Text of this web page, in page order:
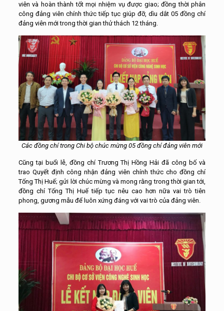
viên và hoàn thành tốt mọi nhiệm vụ được giao; đồng thời phân
công đảng viên chính thức tiếp tục giúp đỡ, dìu dắt 05 đồng chí
đảng viên mới trong thời gian thử thách 12 tháng.
Các đồng chí trong Chi bộ chúc mừng 05 đồng chí đảng viên mới
Cũng tại buổi lễ, đồng chí Trương Thị Hồng Hải đã công bố và
trao Quyết định công nhận đảng viên chính thức cho đồng chí
Tống Thị Huế; gửi lời chúc mừng và mong rằng trong thời gian tới,
đồng chí Tống Thị Huế tiếp tục nêu cao hơn nữa vai trò tiên
phong, gương mẫu để luôn xứng đáng với vai trò của đảng viên.